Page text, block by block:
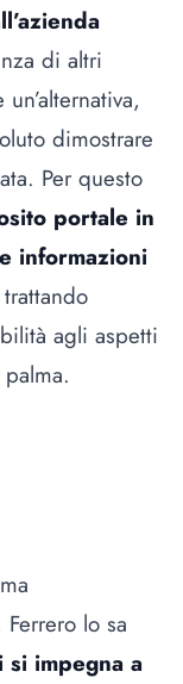
di altri
dimostrare
Per questo
portale in
informazioni
agli aspetti
lo sa
impegna a